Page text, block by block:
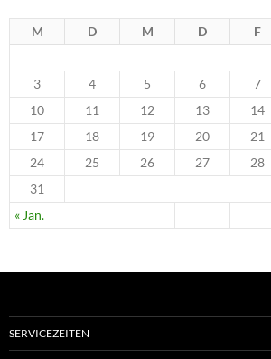
M D M D F
« Jan.
3
4 5 6 7
10
11 12 13 14
17
18 19 20 21
24
25 26 27 28
31
SERVICEZEITEN